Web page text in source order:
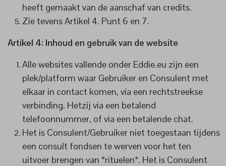
heeft gemaakt van de aanschaf van credits.
Zie tevens Artikel 4. Punt 6 en 7.
Artikel 4: Inhoud en gebruik van de website
Alle websites vallende onder Eddie.eu zijn een
plek/platform waar Gebruiker en Consulent met
elkaar in contact komen, via een rechtstreekse
verbinding. Hetzij via een betalend
telefoonnummer, of via een betalende chat.
Het is Consulent/Gebruiker niet toegestaan tijdens
een consult fondsen te werven voor het ten
uitvoer brengen van *rituelen*. Het is Consulent